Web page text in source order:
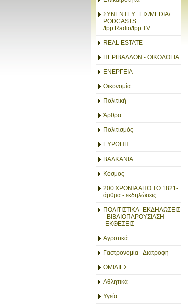
ΣΥΝΕΝΤΕΥΞΕΙΣ/MEDIA/
PODCASTS
/tpp.Radio/tpp.TV
REAL ESTATE
ΠΕΡΙΒΑΛΛΟΝ - ΟΙΚΟΛΟΓΙΑ
ΕΝΕΡΓΕΙΑ
Οικονομία
Πολιτική
Άρθρα
Πολιτισμός
ΕΥΡΩΠΗ
ΒΑΛΚΑΝΙΑ
Κόσμος
200 ΧΡΟΝΙΑ ΑΠΟ ΤΟ 1821-
άρθρα - εκδηλώσεις
ΠΟΛΙΤΙΣΤΙΚΑ- ΕΚΔΗΛΩΣΕΙΣ
- ΒΙΒΛΙΟΠΑΡΟΥΣΙΑΣΗ
-ΕΚΘΕΣΕΙΣ
Αγροτικά
Γαστρονομία - Διατροφή
ΟΜΙΛΙΕΣ
Αθλητικά
Υγεία